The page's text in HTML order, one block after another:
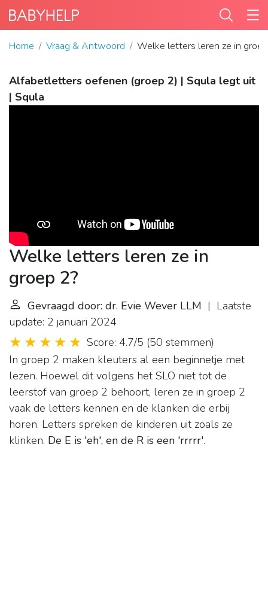
Home Vraag & Antwoord Welke letters leren ze in
Alfabetletters oefenen (groep 2) | Squla legt uit
| Squla
Welke letters leren ze in
groep 2?
Gevraagd door: dr. Evie Wever LLM | Laatste
update: 2 januari 2024
Score: 4.7/5 (50 stemmen)
In groep 2 maken kleuters al een beginnetje met
lezen. Hoewel dit volgens het SLO niet tot de
leerstof van groep 2 behoort, leren ze in groep 2
vaak de letters kennen en de klanken die erbij
horen. Letters spreken de kinderen uit zoals ze
klinken. De E is 'eh', en de R is een 'rrrrr'.